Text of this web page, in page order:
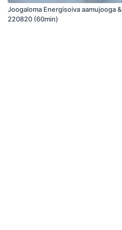
Joogaloma Energisoiva aamujooga
220820 (60min)